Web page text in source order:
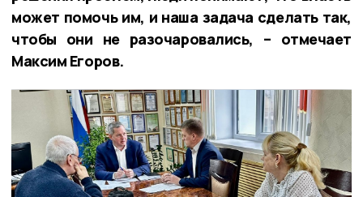
может помочь им, и наша задача сделать так,
чтобы они не разочаровались, – отмечает
Максим Егоров.